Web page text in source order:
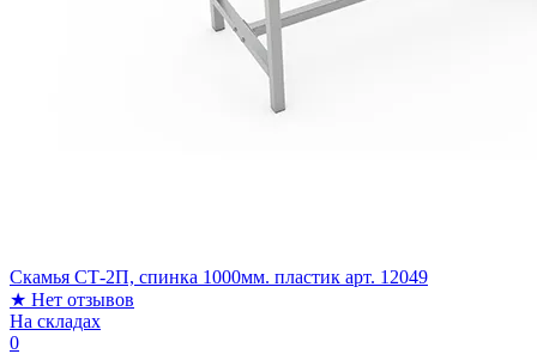
Скамья СТ-2П, спинка 1000мм. пластик арт. 12049
★ Нет отзывов
На складах
0